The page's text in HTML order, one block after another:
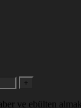
+
ve ebülten